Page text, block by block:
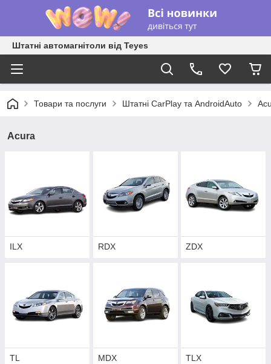
Штатні автомагнітоли від Teyes
Товари та послуги Штатні CarPlay та AndroidAuto
Acura
ILX RDX ZDX
TL MDX TLX